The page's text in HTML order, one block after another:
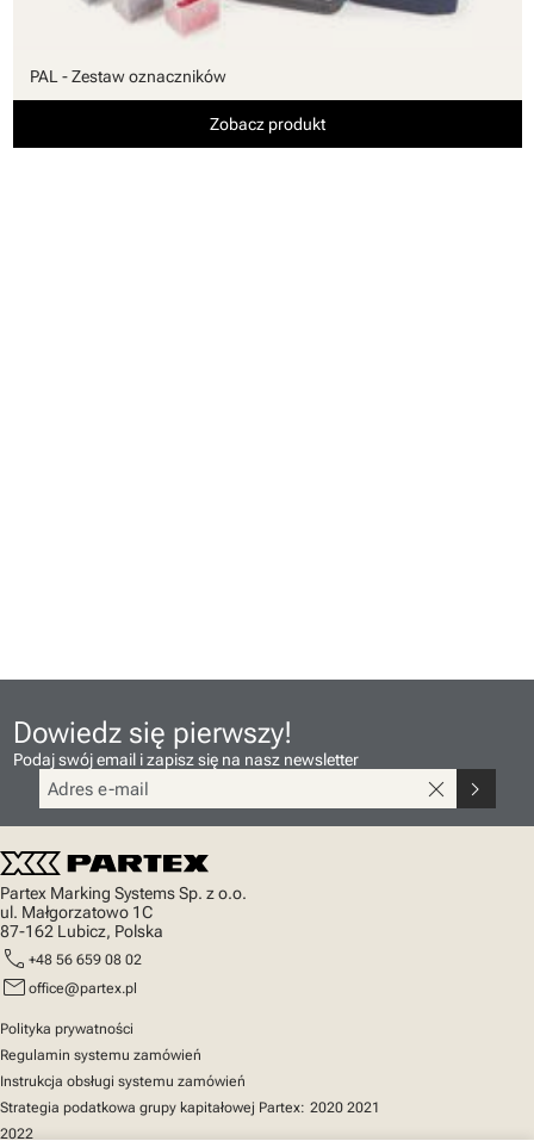
PAL - Zestaw oznaczników
Zobacz produkt
Dowiedz się pierwszy!
Podaj swój email i zapisz się na nasz newsletter
close chevron_right
Partex Marking Systems Sp. z o.o.
ul. Małgorzatowo 1C
87-162 Lubicz, Polska
call +48 56 659 08 02
mail office@partex.pl
Polityka prywatności
Regulamin systemu zamówień
Instrukcja obsługi systemu zamówień
Strategia podatkowa grupy kapitałowej Partex: 2020 2021
2022